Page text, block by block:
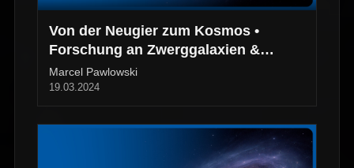
Von der Neugier zum Kosmos •
Forschung an Zwerggalaxien &
Dunkler Materie
Marcel Pawlowski
19.03.2024